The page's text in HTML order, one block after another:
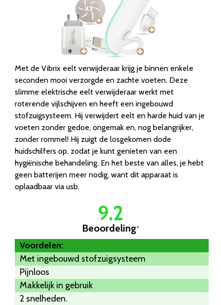
Met de Vibrix eelt verwijderaar krijg je binnen enkele
seconden mooi verzorgde en zachte voeten. Deze
slimme elektrische eelt verwijderaar werkt met
roterende vijlschijven en heeft een ingebouwd
stofzuigsysteem. Hij verwijdert eelt en harde huid van je
voeten zonder gedoe, ongemak en, nog belangrijker,
zonder rommel! Hij zuigt de losgekomen dode
huidschilfers op, zodat je kunt genieten van een
hygiënische behandeling. En het beste van alles, je hebt
geen batterijen meer nodig, want dit apparaat is
oplaadbaar via usb.
9.2
Beoordeling*
Voordelen:
Met ingebouwd stofzuigsysteem
Pijnloos
Makkelijk in gebruik
2 snelheden.